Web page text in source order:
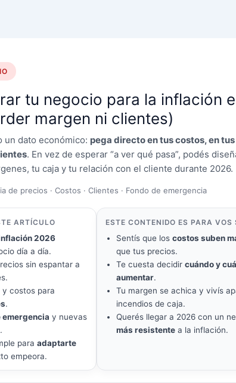
tu negocio para la inflación
margen ni clientes)
un dato económico: pega directo en tus costos, en
. En vez de esperar “a ver qué pasa”, podés
tu caja y tu relación con el cliente durante 2026.
de precios · Costos · Clientes · Fondo de emergencia
ARTÍCULO
2026
día a día.
sin espantar a
y costos para
.
emergencia y nuevas
para adaptarte
empeora.
ESTE CONTENIDO ES PARA VOS
Sentís que los costos suben
que tus precios.
Te cuesta decidir cuándo y
aumentar.
Tu margen se achica y vivís
incendios de caja.
Querés llegar a 2026 con un
más resistente a la inflación.